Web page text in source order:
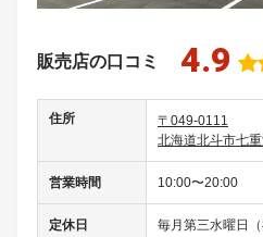
販売店の口コミ 4.9
住所
〒049-0111
北海道北斗市七
営業時間 10:00〜20:00
定休日 毎月第三水曜日